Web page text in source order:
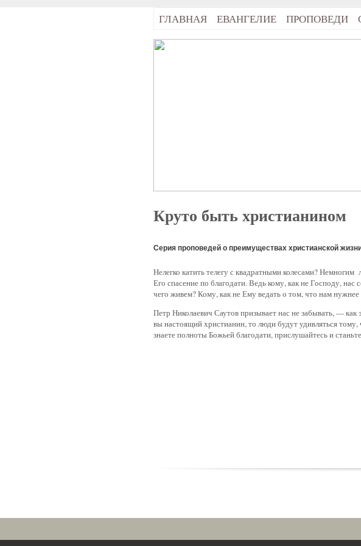
ГЛАВНАЯ ЕВАНГЕЛИЕ ПРОПОВЕДИ
Круто быть христианином
Серия проповедей о преимуществах христианской
Нелегко катить телегу с квадратными колесами?
Его спасение по благодати. Ведь кому, как не Господу,
чего живем? Кому, как не Ему ведать о том, что нам нужнее
Петр Николаевич Саутов призывает нас не забывать, —
вы настоящий христианин, то люди будут удивляться
знаете полноты Божьей благодати, прислушайтесь и